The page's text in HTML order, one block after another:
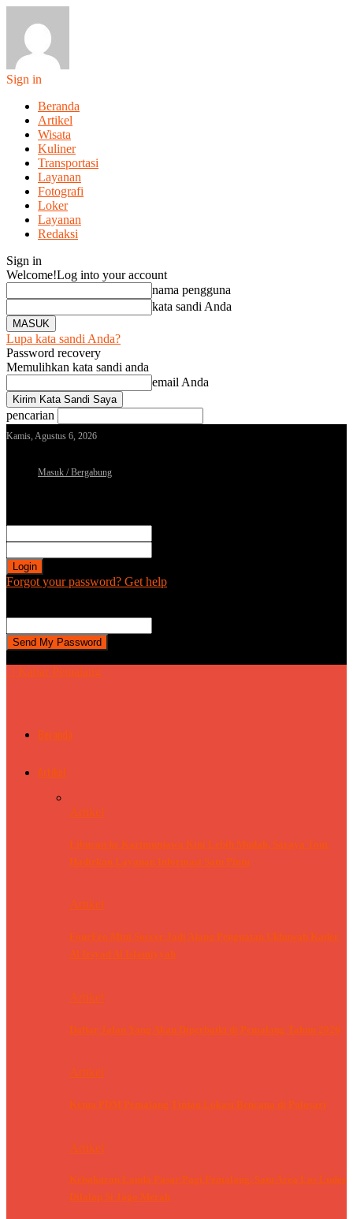
Sign in
Beranda
Artikel
Wisata
Kuliner
Transportasi
Layanan
Fotografi
Loker
Layanan
Redaksi
Sign in
Welcome!Log into your account
nama pengguna
kata sandi Anda
Lupa kata sandi Anda?
Password recovery
Memulihkan kata sandi anda
email Anda
pencarian
Kamis, Agustus 6, 2026
Masuk / Bergabung
Forgot your password? Get help
| Kabar Pemalang
Beranda
Artikel
Artikel
Liburan ke Karimunjawa Kini Lebih Mudah, Saraya Tour
Hadirkan Layanan Informasi Satu Pintu
Artikel
FourFeo Mini Soccer Jadi Ajang Penguatan Ukhuwah Kader
Al Irsyad Al Islamiyyah
Artikel
Daftar Jalan Yang Akan Diperbaiki di Pemalang Tahun 2026
Artikel
Ketua PDM Pemalang Tinjau Lokasi Bencana di Pulosari
Artikel
Kebakaran Landa Pasar Pagi Pemalang, Satu Area Los Ludes
Dilalap Si Jago Merah